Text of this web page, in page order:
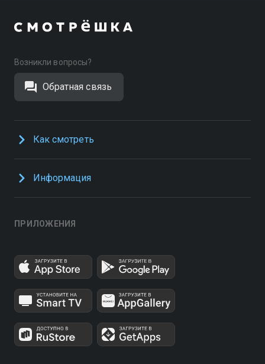
Возникли вопросы?
Обратная связь
Как смотреть
Информация
ПРИЛОЖЕНИЯ